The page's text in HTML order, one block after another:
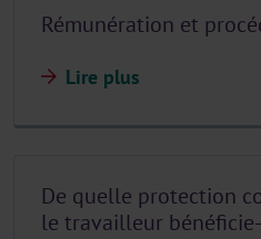
Rémunération et
Lire plus
De quelle protection
le travailleur